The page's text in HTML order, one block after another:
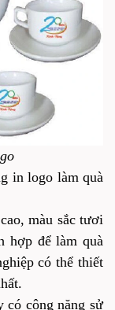
in logo làm quà
màu sắc tươi
hợp để làm quà
có thể thiết
có công năng sử